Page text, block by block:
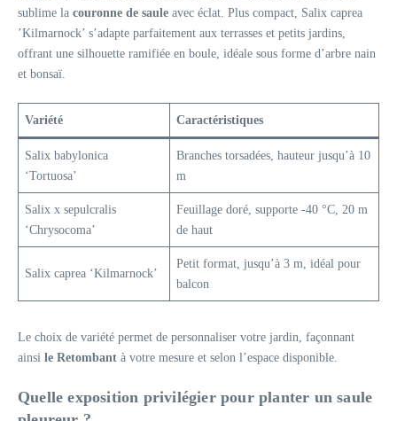
sublime la couronne de saule avec éclat. Plus compact, Salix caprea
’Kilmarnock’ s’adapte parfaitement aux terrasses et petits jardins,
offrant une silhouette ramifiée en boule, idéale sous forme d’arbre nain
et bonsaï.
Variété Caractéristiques
Salix babylonica
‘Tortuosa’
Branches torsadées, hauteur jusqu’à 10
m
Salix x sepulcralis
‘Chrysocoma’
Feuillage doré, supporte -40 °C, 20 m
de haut
Salix caprea ‘Kilmarnock’
Petit format, jusqu’à 3 m, idéal pour
balcon
Le choix de variété permet de personnaliser votre jardin, façonnant
ainsi le Retombant à votre mesure et selon l’espace disponible.
Quelle exposition privilégier pour planter un saule